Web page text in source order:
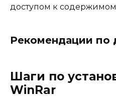
доступом к
Рекомендации по
Шаги по
WinRar